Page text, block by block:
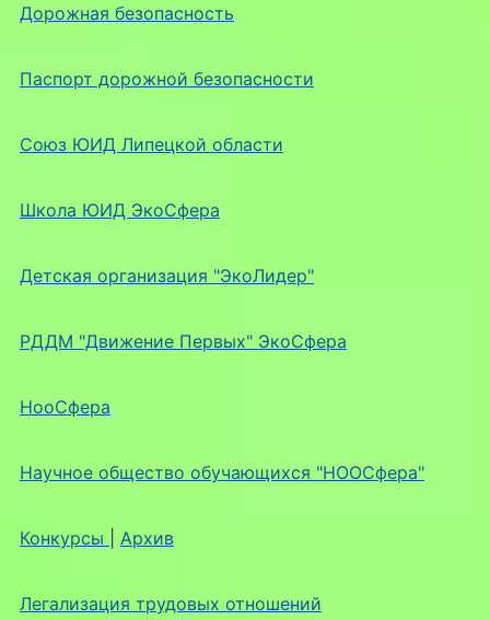
Дорожная безопасность
Паспорт дорожной безопасности
Союз ЮИД Липецкой области
Школа ЮИД ЭкоСфера
Детская организация "ЭкоЛидер"
РДДМ "Движение Первых" ЭкоСфера
НооСфера
Научное общество обучающихся "НООСфера"
Конкурсы Архив
Легализация трудовых отношений